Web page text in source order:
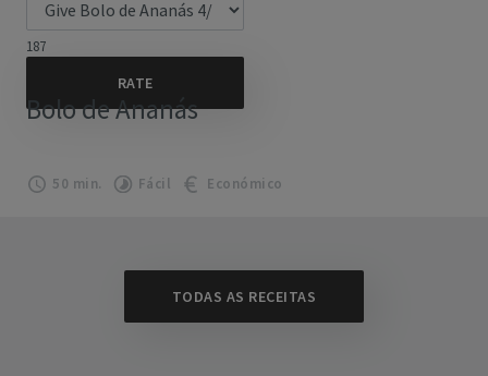
187
Bolo de Ananás
50 min. Fácil Económico
TODAS AS RECEITAS